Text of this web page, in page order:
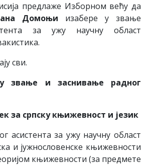
предлаже Изборном већу да
Домоњи изабере у звање
за ужу научну област
сви.
звање и заснивање радног
за српску књижевност и језик
асистента за ужу научну област
и јужнословенске књижевности
књижевности (за предмете